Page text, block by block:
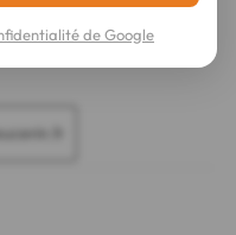
de Google